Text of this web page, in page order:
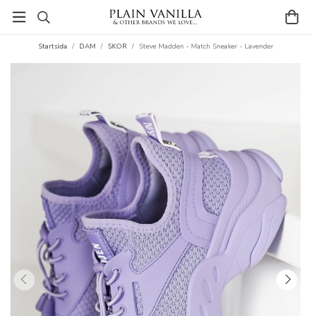
Startsida / DAM / SKOR / Steve Madden - Match Sneaker - Lavender